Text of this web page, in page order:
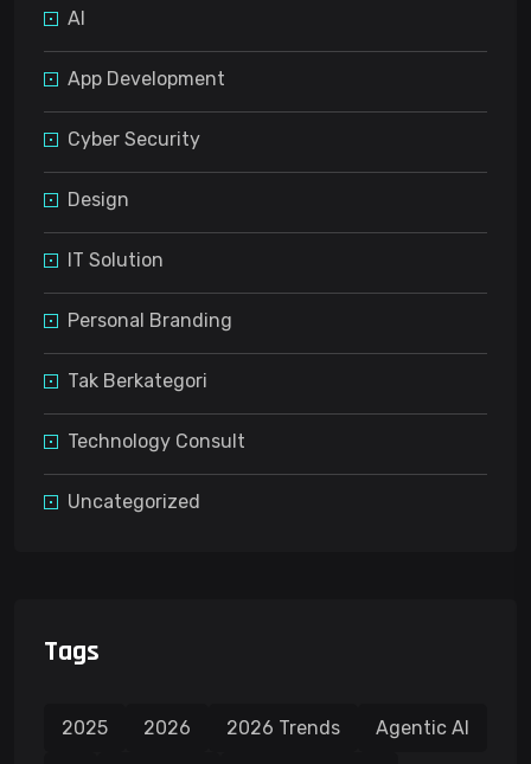
AI
App Development
Cyber Security
Design
IT Solution
Personal Branding
Tak Berkategori
Technology Consult
Uncategorized
Tags
2025 2026 2026 Trends Agentic AI